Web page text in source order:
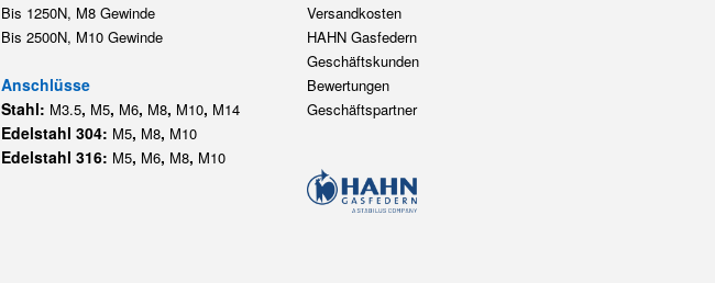
Bis 1250N, M8 Gewinde
Bis 2500N, M10 Gewinde
Anschlüsse
Stahl: M3.5, M5, M6, M8, M10, M14
Edelstahl 304: M5, M8, M10
Edelstahl 316: M5, M6, M8, M10
Versandkosten
HAHN Gasfedern
Geschäftskunden
Bewertungen
Geschäftspartner